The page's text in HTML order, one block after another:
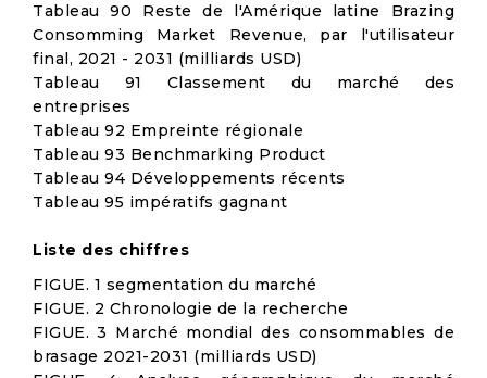
Tableau 90 Reste de l'Amérique latine Brazing
Consomming Market Revenue, par l'utilisateur
final, 2021 - 2031 (milliards USD)
Tableau 91 Classement du marché des
entreprises
Tableau 92 Empreinte régionale
Tableau 93 Benchmarking Product
Tableau 94 Développements récents
Tableau 95 impératifs gagnant
Liste des chiffres
FIGUE. 1 segmentation du marché
FIGUE. 2 Chronologie de la recherche
FIGUE. 3 Marché mondial des consommables de
brasage 2021-2031 (milliards USD)